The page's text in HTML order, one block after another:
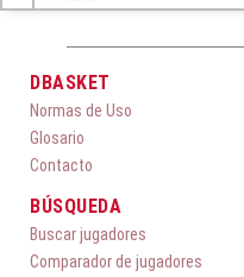
DBASKET
Normas de Uso
Glosario
Contacto
BÚSQUEDA
Buscar jugadores
Comparador de jugadores